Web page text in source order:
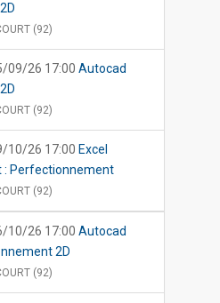
(92)
09/26 17:00Autocad
(92)
10/26 17:00 Excel
: Perfectionnement
(92)
10/26 17:00Autocad
2D
(92)